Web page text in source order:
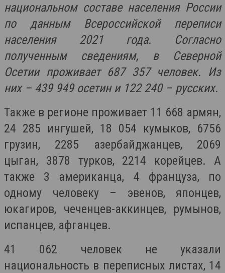
национальном составе населения России
по данным Всероссийской переписи
населения 2021 года. Согласно
полученным сведениям, в Северной
Осетии проживает 687 357 человек. Из
них – 439 949 осетин и 122 240 – русских.
Также в регионе проживает 11 668 армян,
24 285 ингушей, 18 054 кумыков, 6756
грузин, 2285 азербайджанцев, 2069
цыган, 3878 турков, 2214 корейцев. А
также 3 американца, 4 француза, по
одному человеку – эвенов, японцев,
юкагиров, чеченцев-аккинцев, румынов,
испанцев, афганцев.
41 062 человек не указали
национальность в переписных листах, 14